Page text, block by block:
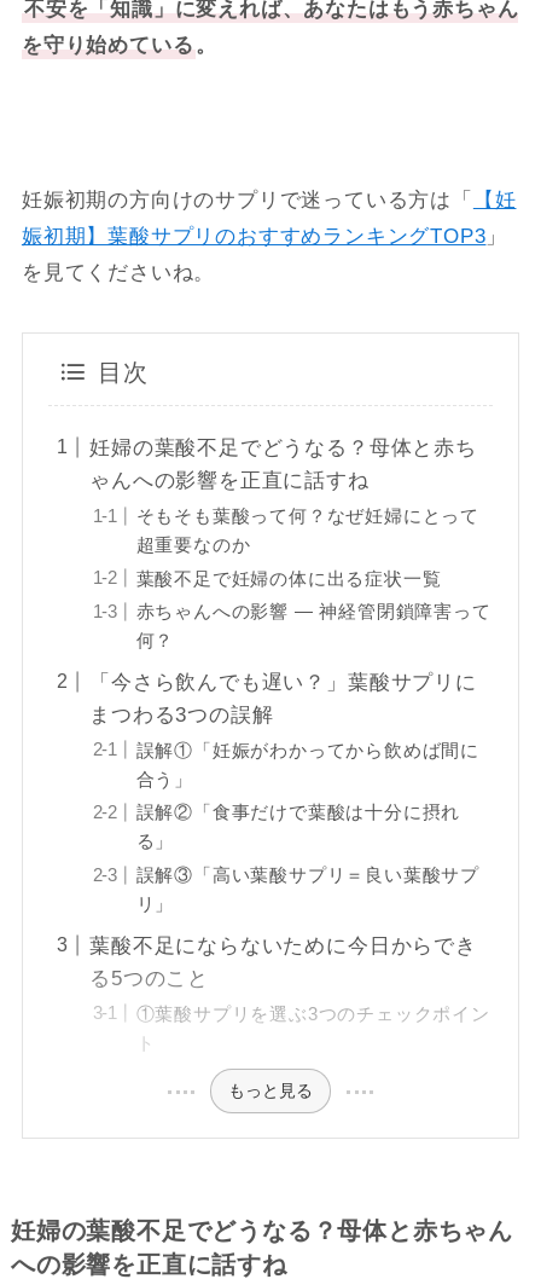
不安を「知識」に変えれば、あなたはもう赤ちゃん
を守り始めている。
妊娠初期の方向けのサプリで迷っている方は「
【妊
娠初期】葉酸サプリのおすすめランキングTOP3 」
を見てくださいね。
目次
妊婦の葉酸不足でどうなる？母体と赤ち
ゃんへの影響を正直に話すね
そもそも葉酸って何？なぜ妊婦にとって
超重要なのか
葉酸不足で妊婦の体に出る症状一覧
赤ちゃんへの影響 — 神経管閉鎖障害って
何？
「今さら飲んでも遅い？」葉酸サプリに
まつわる3つの誤解
誤解①「妊娠がわかってから飲めば間に
合う」
誤解②「食事だけで葉酸は十分に摂れ
る」
誤解③「高い葉酸サプリ＝良い葉酸サプ
リ」
葉酸不足にならないために今日からでき
る5つのこと
①葉酸サプリを選ぶ3つのチェックポイン
ト
もっと見る
妊婦の葉酸不足でどうなる？母体と赤ちゃん
への影響を正直に話すね